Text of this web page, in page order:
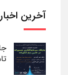
آخرین